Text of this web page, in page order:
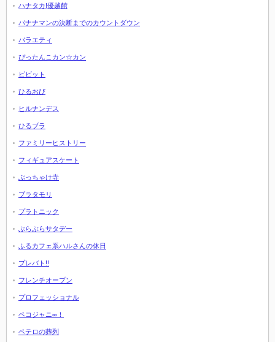
ハナタカ!優越館
バナナマンの決断までのカウントダウン
バラエティ
ぴったんこカン☆カン
ビビット
ひるおび
ヒルナンデス
ひるブラ
ファミリーヒストリー
フィギュアスケート
ぶっちゃけ寺
ブラタモリ
プラトニック
ぶらぶらサタデー
ふるカフェ系ハルさんの休日
プレバト!!
フレンチオープン
プロフェッショナル
ペコジャニ∞！
ペテロの葬列